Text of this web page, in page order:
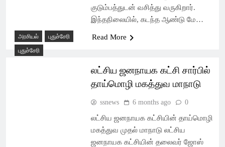
குடும்பத்துடன் வசித்து வருகிறார்.
இந்தநிலையில், கடந்த ஆண்டு மே…
Read More
அரசியல்
புதுச்சேரி
புதுச்சேரி
லட்சிய ஜனநாயக கட்சி சார்பில்
தாய்மொழி மகத்துவ மாநாடு
ssnews 6 months ago 0
லட்சிய ஜனநாயக கட்சியின் தாய்மொழி
மகத்துவ முதல் மாநாடு லட்சிய
ஜனநாயக கட்சியின் தலைவர் ஜோஸ்